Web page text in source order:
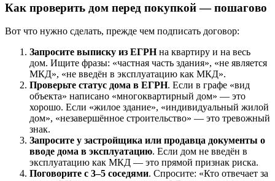
Как проверить дом перед покупкой — пошагово
Вот что нужно сделать, прежде чем подписать договор:
Запросите выписку из ЕГРНна квартиру и на весь
дом. Ищите фразы: «частная часть здания», «не является
МКД», «не введён в эксплуатацию как МКД».
Проверьте статус дома в ЕГРН. Если в графе «вид
объекта» написано «многоквартирный дом» — это
хорошо. Если «жилое здание», «индивидуальный жилой
дом», «незавершённое строительство» — это тревожный
знак.
Запросите у застройщика или продавца документы о
вводе дома в эксплуатацию. Если дом не введён в
эксплуатацию как МКД — это прямой признак риска.
Поговорите с 3–5 соседями. Спросите: «Кто отвечает за